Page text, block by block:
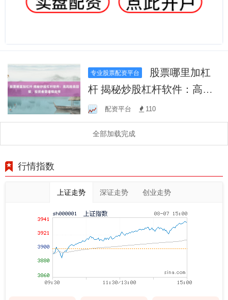
专业股票配资平台
杆 揭秘炒股杠杆软件：高风
险高回报，投资者需谨慎选
择
配资平台 110
全部加载完成
行情指数
上证走势 深证走势 创业走势